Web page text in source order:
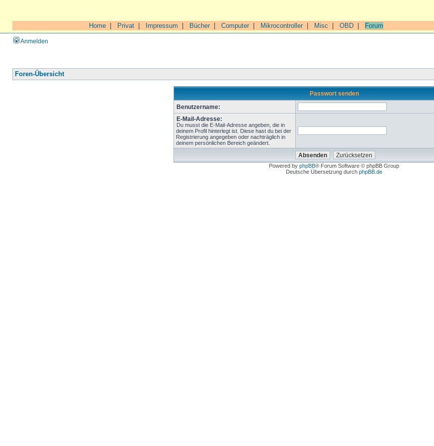
Home Privat Impressum Bücher| Computer| Mikrocontroller| Misc OBD Forum
Anmelden
Foren-Übersicht
Passwort senden
Benutzername:
E-Mail-Adresse:
Du musst die E-Mail-Adresse angeben, die in
deinem Profil hinterlegt ist. Diese hast du bei der
Registrierung angegeben oder nachträglich in
deinem persönlichen Bereich geändert.
Powered by phpBB® Forum Software © phpBB Group
Deutsche Übersetzung durch phpBB.de